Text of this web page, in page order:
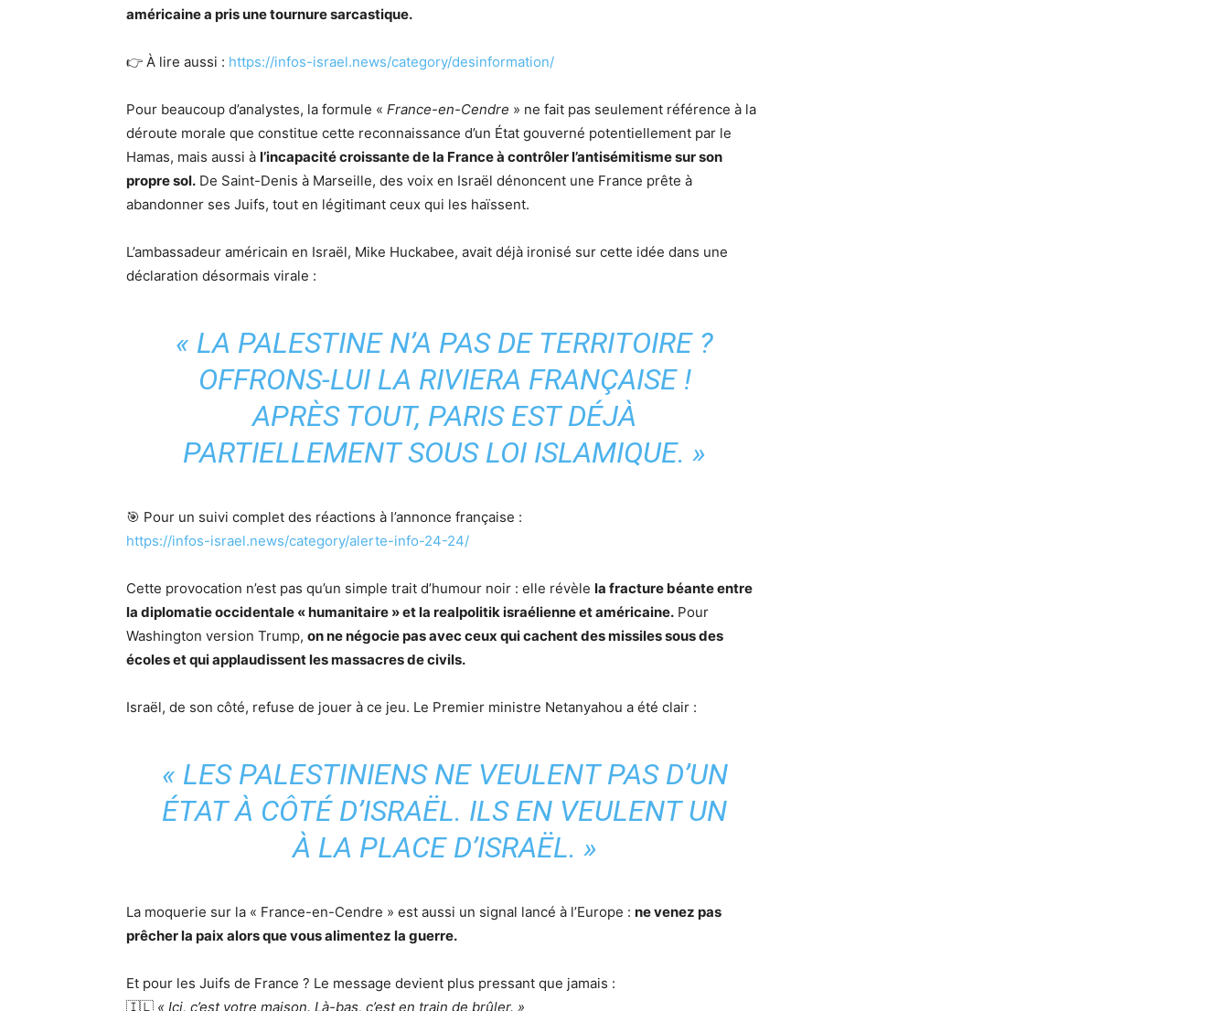
américaine a pris une tournure sarcastique.
👉 À lire aussi : https://infos-israel.news/category/desinformation/
Pour beaucoup d’analystes, la formule « France-en-Cendre » ne fait pas seulement référence à la
déroute morale que constitue cette reconnaissance d’un État gouverné potentiellement par le
Hamas, mais aussi à l’incapacité croissante de la France à contrôler l’antisémitisme sur son
propre sol. De Saint-Denis à Marseille, des voix en Israël dénoncent une France prête à
abandonner ses Juifs, tout en légitimant ceux qui les haïssent.
L’ambassadeur américain en Israël, Mike Huckabee, avait déjà ironisé sur cette idée dans une
déclaration désormais virale :
« LA PALESTINE N’A PAS DE TERRITOIRE ?
OFFRONS-LUI LA RIVIERA FRANÇAISE !
APRÈS TOUT, PARIS EST DÉJÀ
PARTIELLEMENT SOUS LOI ISLAMIQUE. »
🎯 Pour un suivi complet des réactions à l’annonce française :
https://infos-israel.news/category/alerte-info-24-24/
Cette provocation n’est pas qu’un simple trait d’humour noir : elle révèle la fracture béante entre
la diplomatie occidentale « humanitaire » et la realpolitik israélienne et américaine. Pour
Washington version Trump, on ne négocie pas avec ceux qui cachent des missiles sous des
écoles et qui applaudissent les massacres de civils.
Israël, de son côté, refuse de jouer à ce jeu. Le Premier ministre Netanyahou a été clair :
« LES PALESTINIENS NE VEULENT PAS D’UN
ÉTAT À CÔTÉ D’ISRAËL. ILS EN VEULENT UN
À LA PLACE D’ISRAËL. »
La moquerie sur la « France-en-Cendre » est aussi un signal lancé à l’Europe : ne venez pas
prêcher la paix alors que vous alimentez la guerre.
Et pour les Juifs de France ? Le message devient plus pressant que jamais :
🇮🇱 « Ici, c’est votre maison. Là-bas, c’est en train de brûler. »